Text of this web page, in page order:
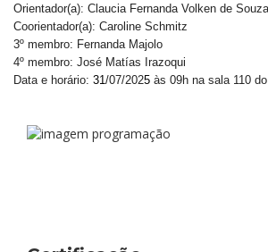
Orientador(a): Claucia Fernanda Volken de Souza
Coorientador(a): Caroline Schmitz
3º membro: Fernanda Majolo
4º membro: José Matías Irazoqui
Data e horário: 31/07/2025 às 09h na sala 110